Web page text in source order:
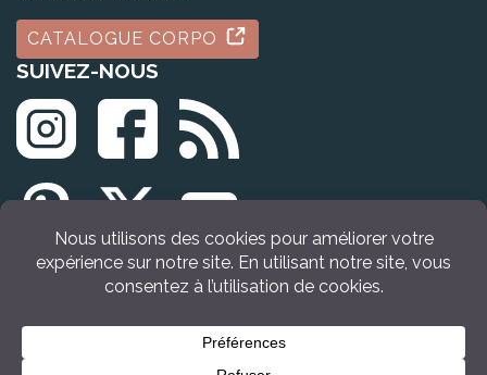
CATALOGUE CORPO
SUIVEZ-NOUS
© Tous droits réservés Idée Cadeau Québec (2009 - 2026)